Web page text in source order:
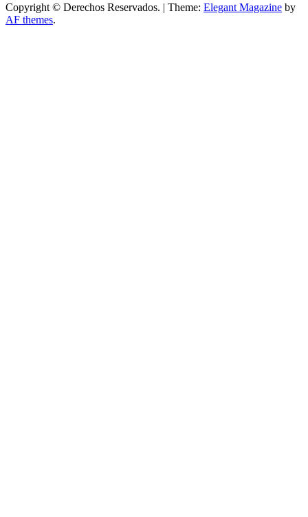
Copyright © Derechos Reservados. | Theme: Elegant Magazine by
AF themes.